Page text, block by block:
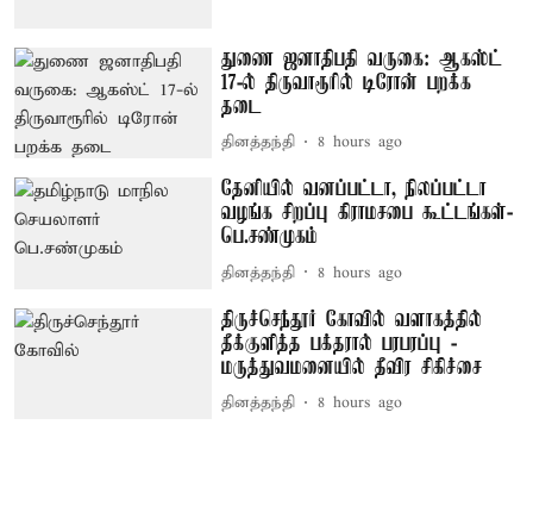
துணை ஜனாதிபதி வருகை: ஆகஸ்ட்
17-ல் திருவாரூரில் டிரோன் பறக்க
தடை
தினத்தந்தி 8 hours ago
தேனியில் வனப்பட்டா, நிலப்பட்டா
வழங்க சிறப்பு கிராமசபை கூட்டங்கள்-
பெ.சண்முகம்
தினத்தந்தி 8 hours ago
திருச்செந்தூர் கோவில் வளாகத்தில்
தீக்குளித்த பக்தரால் பரபரப்பு -
மருத்துவமனையில் தீவிர சிகிச்சை
தினத்தந்தி 8 hours ago